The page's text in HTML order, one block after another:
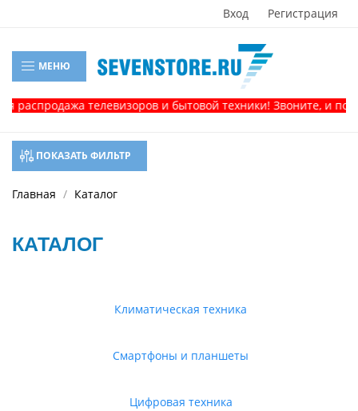
Вход Регистрация
МЕНЮ
телевизоров и бытовой техники! Звоните, и получите
ПОКАЗАТЬ ФИЛЬТР
Главная Каталог
КАТАЛОГ
Климатическая техника
Смартфоны и планшеты
Цифровая техника